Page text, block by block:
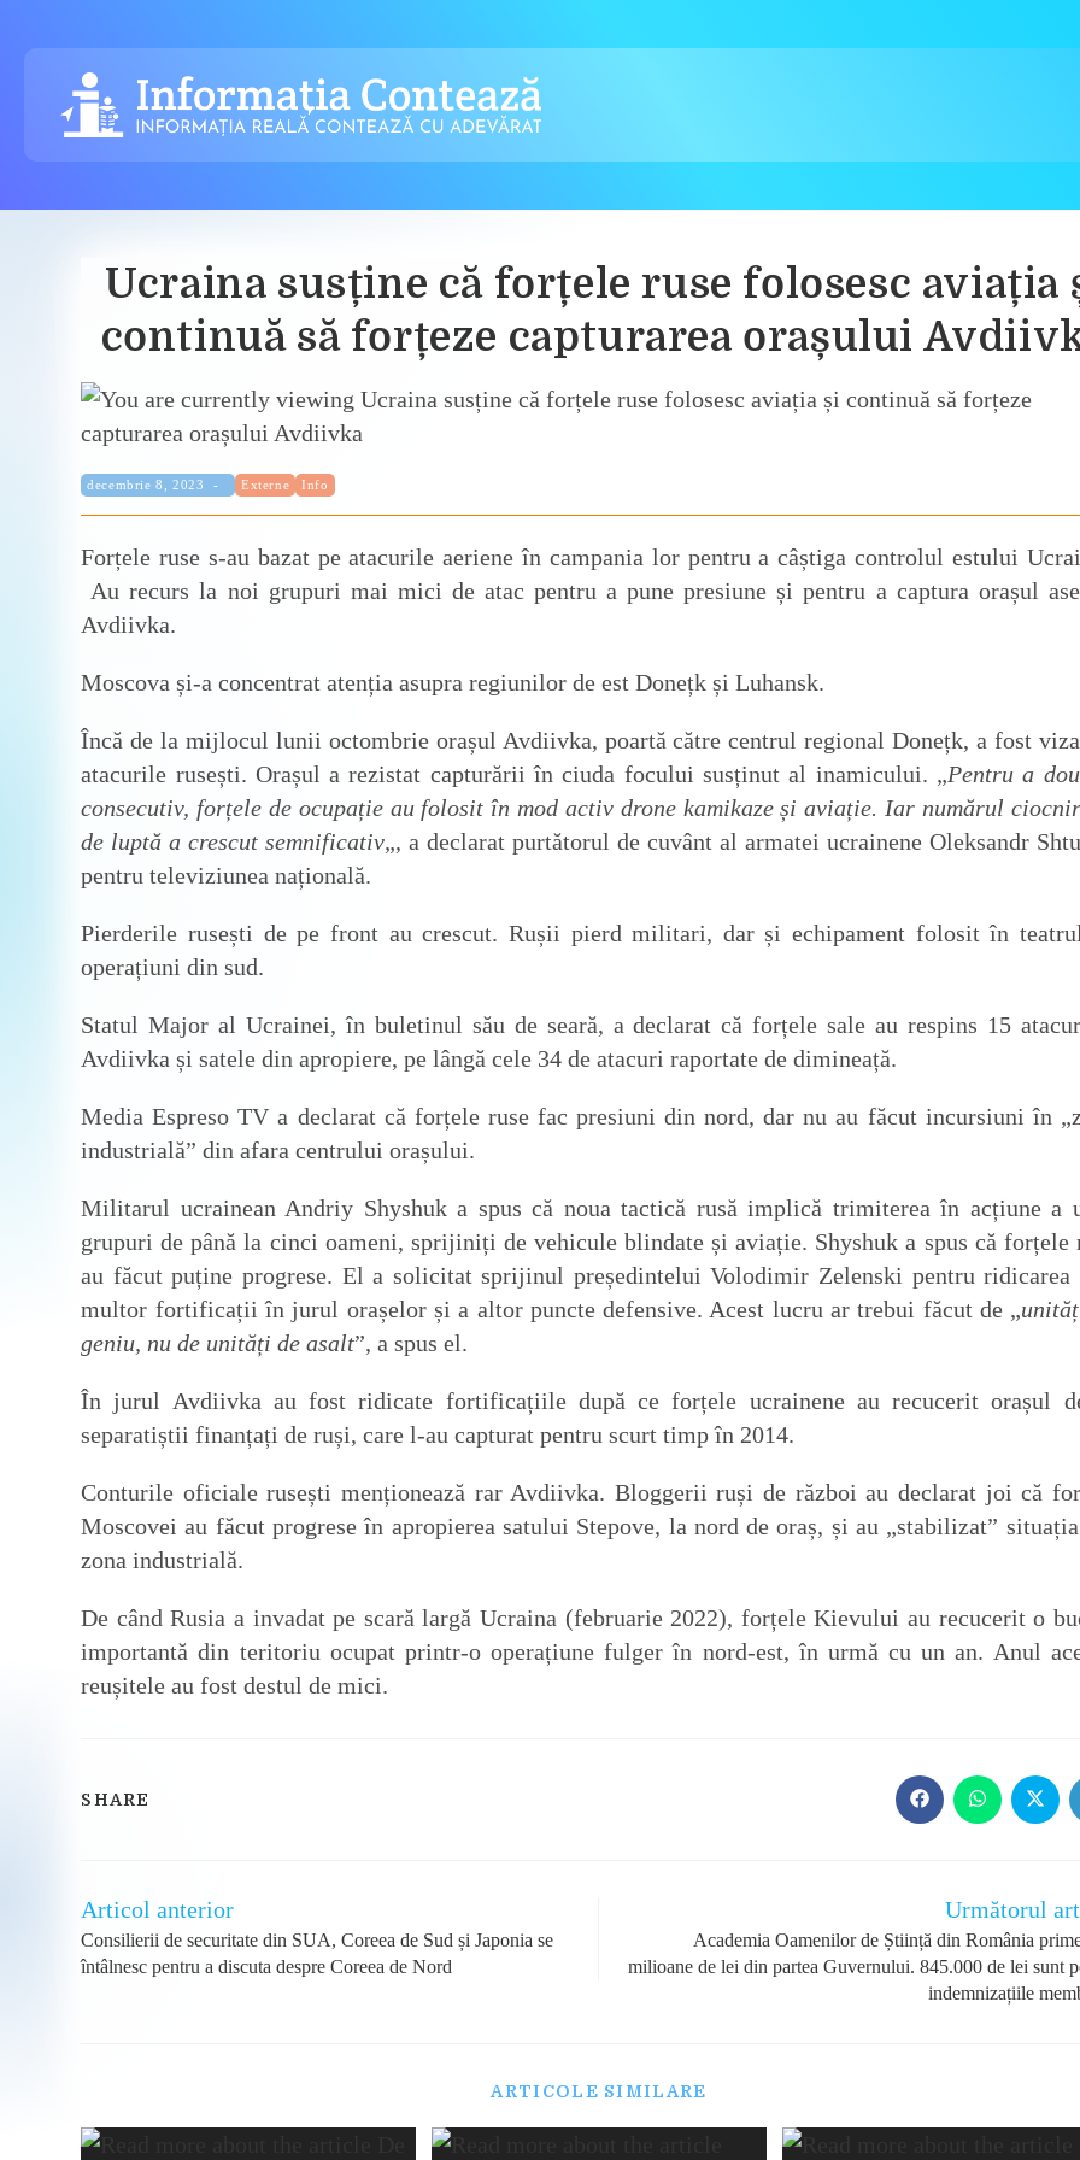
Ucraina susține că forțele ruse folosesc aviația
continuă să forțeze capturarea orașului
Publicat:
decembrie 8, 2023 Categorie:
Externe Info
Forțele ruse s-au bazat pe atacurile aeriene în campania lor pentru a câștiga controlul estului
Au recurs la noi grupuri mai mici de atac pentru a pune presiune și pentru a captura orașul
Avdiivka.
Moscova și-a concentrat atenția asupra regiunilor de est Donețk și Luhansk.
Încă de la mijlocul lunii octombrie orașul Avdiivka, poartă către centrul regional Donețk, a fost
atacurile rusești. Orașul a rezistat capturării în ciuda focului susținut al inamicului. „Pentru a
consecutiv, forțele de ocupație au folosit în mod activ drone kamikaze și aviație. Iar numărul
de luptă a crescut semnificativ„, a declarat purtătorul de cuvânt al armatei ucrainene Oleksandr
pentru televiziunea națională.
Pierderile rusești de pe front au crescut. Rușii pierd militari, dar și echipament folosit în
operațiuni din sud.
Statul Major al Ucrainei, în buletinul său de seară, a declarat că forțele sale au respins 15
Avdiivka și satele din apropiere, pe lângă cele 34 de atacuri raportate de dimineață.
Media Espreso TV a declarat că forțele ruse fac presiuni din nord, dar nu au făcut incursiuni în
industrială” din afara centrului orașului.
Militarul ucrainean Andriy Shyshuk a spus că noua tactică rusă implică trimiterea în acțiune a
grupuri de până la cinci oameni, sprijiniți de vehicule blindate și aviație. Shyshuk a spus că forțele
au făcut puține progrese. El a solicitat sprijinul președintelui Volodimir Zelenski pentru ridicarea
multor fortificații în jurul orașelor și a altor puncte defensive. Acest lucru ar trebui făcut de „
geniu, nu de unități de asalt”, a spus el.
În jurul Avdiivka au fost ridicate fortificațiile după ce forțele ucrainene au recucerit orașul
separatiștii finanțați de ruși, care l-au capturat pentru scurt timp în 2014.
Conturile oficiale rusești menționează rar Avdiivka. Bloggerii ruși de război au declarat joi că
Moscovei au făcut progrese în apropierea satului Stepove, la nord de oraș, și au „stabilizat”
zona industrială.
De când Rusia a invadat pe scară largă Ucraina (februarie 2022), forțele Kievului au recucerit o
importantă din teritoriu ocupat printr-o operațiune fulger în nord-est, în urmă cu un an. Anul
reușitele au fost destul de mici.
SHARE
Opens
in
Opens
in
Opens
in
Read
more
articles
Articol anterior
Consilierii de securitate din SUA, Coreea de Sud și Japonia se
întâlnesc pentru a discuta despre Coreea de Nord
Următorul
Academia Oamenilor de Știință din România
milioane de lei din partea Guvernului. 845.000 de lei sunt
indemnizațiile
ARTICOLE SIMILARE